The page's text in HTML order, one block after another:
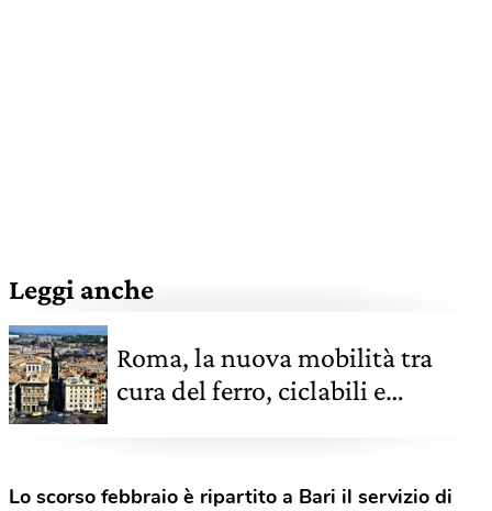
Leggi anche
Roma, la nuova mobilità tra
cura del ferro, ciclabili e
Lo scorso febbraio è ripartito a Bari il servizio di